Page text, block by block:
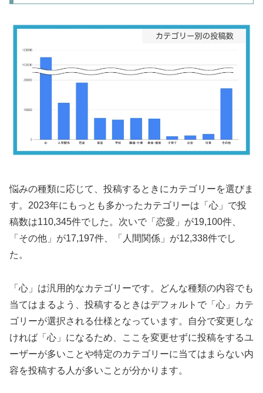
悩みの種類に応じて、投稿するときにカテゴリーを選びま
す。2023年にもっとも多かったカテゴリーは「心」で投
稿数は110,345件でした。次いで「恋愛」が19,100件、
「その他」が17,197件、「人間関係」が12,338件でし
た。
「心」は汎用的なカテゴリーです。どんな種類の内容でも
当てはまるよう、投稿するときはデフォルトで「心」カテ
ゴリーが選択される仕様となっています。自分で変更しな
ければ「心」になるため、ここを変更せずに投稿をするユ
ーザーが多いことや特定のカテゴリーに当てはまらない内
容を投稿する人が多いことが分かります。